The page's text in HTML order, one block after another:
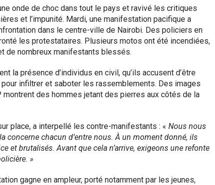
onde de choc dans tout le pays et ravivé les critiques
et l’impunité. Mardi, une manifestation pacifique a
dans le centre-ville de Nairobi. Des policiers en
les protestataires. Plusieurs motos ont été incendiées,
de nombreux manifestants blessés.
la présence d’individus en civil, qu’ils accusent d’être
infiltrer et saboter les rassemblements. Des images
montrent des hommes jetant des pierres aux côtés de la
place, a interpellé les contre-manifestants : « Nous nous
concerne chacun d’entre nous. À un moment donné, ils
et brutalisés. Avant que cela n’arrive, exigeons une refonte
»
gagne en ampleur, porté notamment par les jeunes,